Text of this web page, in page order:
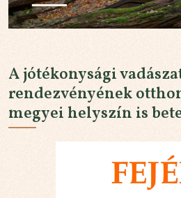
AZ
HÍREK /
A jótékonysági
rendezvényének
megyei helyszín is